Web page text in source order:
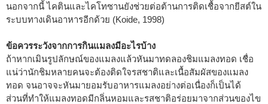
นอกจากนี้ ไคตินและไคโทซานยังช่วยต่อต้านการติดเชื้อจากยีสต์ใน
ระบบทางเดินอาหารอีกด้วย (Koide, 1998)
ข้อควรระวังจากการกินแมลงมีอะไรบ้าง
ถ้าหากเมินรูปลักษณ์ของแมลงแล้วหันมาทดลองชิมแมลงทอด เชื่อ
แน่ว่านักชิมหลายคนจะต้องติดใจรสชาติและเนื้อสัมผัสของแมลง
ทอด จนอาจจะหันมายอมรับอาหารแมลงอย่างต่อเนื่องก็เป็นได้
ส่วนที่ทำให้แมลงทอดมีกลิ่นหอมและรสชาติอร่อยมาจากส่วนของไข